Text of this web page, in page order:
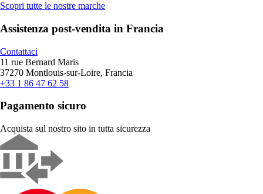
Scopri tutte le nostre marche
Assistenza post-vendita in Francia
Contattaci
11 rue Bernard Maris
37270 Montlouis-sur-Loire, Francia
+33 1 86 47 62 58
Pagamento sicuro
Acquista sul nostro sito in tutta sicurezza